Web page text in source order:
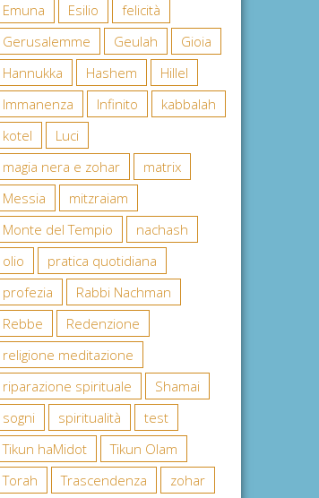
Emuna
Esilio
felicità
Gerusalemme
Geulah
Gioia
Hannukka
Hashem
Hillel
Immanenza
Infinito
kabbalah
kotel
Luci
magia nera e zohar
matrix
Messia
mitzraiam
Monte del Tempio
nachash
olio
pratica quotidiana
profezia
Rabbi Nachman
Rebbe
Redenzione
religione meditazione
riparazione spirituale
Shamai
sogni
spiritualità
test
Tikun haMidot
Tikun Olam
Torah
Trascendenza zohar